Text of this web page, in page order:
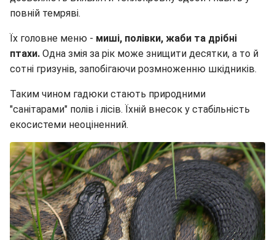
повній темряві.
Їх головне меню - миші, полівки, жаби та дрібні
птахи. Одна змія за рік може знищити десятки, а то й
сотні гризунів, запобігаючи розмноженню шкідників.
Таким чином гадюки стають природними
"санітарами" полів і лісів. Їхній внесок у стабільність
екосистеми неоціненний.